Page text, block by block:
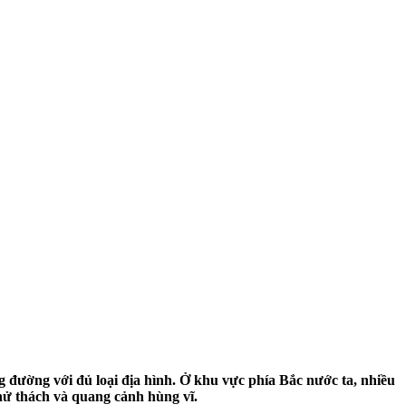
đường với đủ loại địa hình. Ở khu vực phía Bắc nước ta, nhiều
thách và quang cảnh hùng vĩ.